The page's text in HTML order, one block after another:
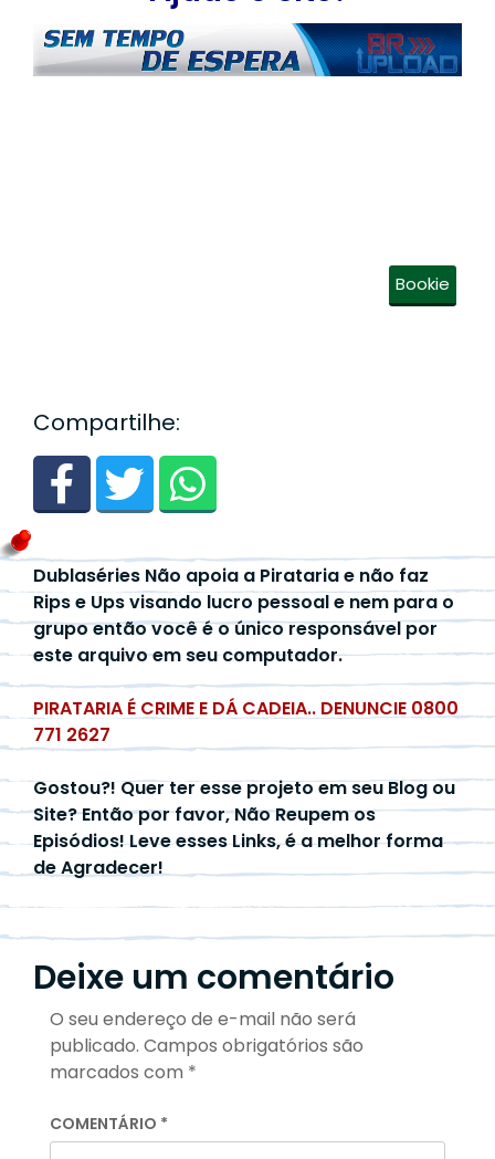
Bookie
Compartilhe:
Dublaséries Não apoia a Pirataria e não faz
Rips e Ups visando lucro pessoal e nem para o
grupo então você é o único responsável por
este arquivo em seu computador.
PIRATARIA É CRIME E DÁ CADEIA.. DENUNCIE 0800
771 2627
Gostou?! Quer ter esse projeto em seu Blog ou
Site? Então por favor, Não Reupem os
Episódios! Leve esses Links, é a melhor forma
de Agradecer!
Deixe um comentário
O seu endereço de e-mail não será
publicado. Campos obrigatórios são
marcados com *
COMENTÁRIO *